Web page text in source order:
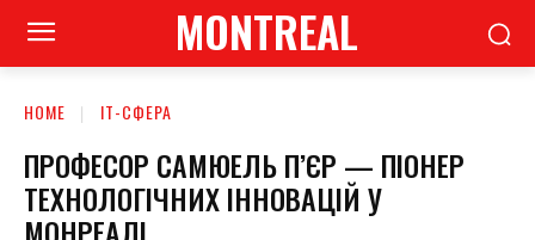
MONTREAL
HOME ІТ-СФЕРА
ПРОФЕСОР САМЮЕЛЬ П’ЄР — ПІОНЕР
ТЕХНОЛОГІЧНИХ ІННОВАЦІЙ У